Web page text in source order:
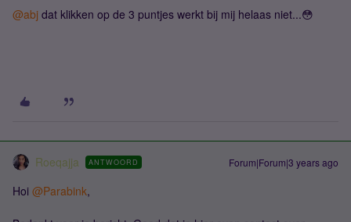
@abj dat klikken op de 3 puntjes werkt bij mij helaas niet...😳
Roeqajja ANTWOORD Forum|Forum|3 years ago
Hoi @Parabink,